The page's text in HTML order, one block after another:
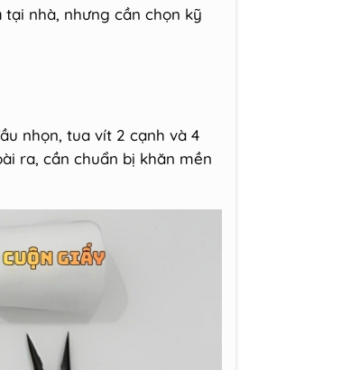
tại nhà, nhưng cần chọn kỹ
nhọn, tua vít 2 cạnh và 4
ra, cần chuẩn bị khăn mền